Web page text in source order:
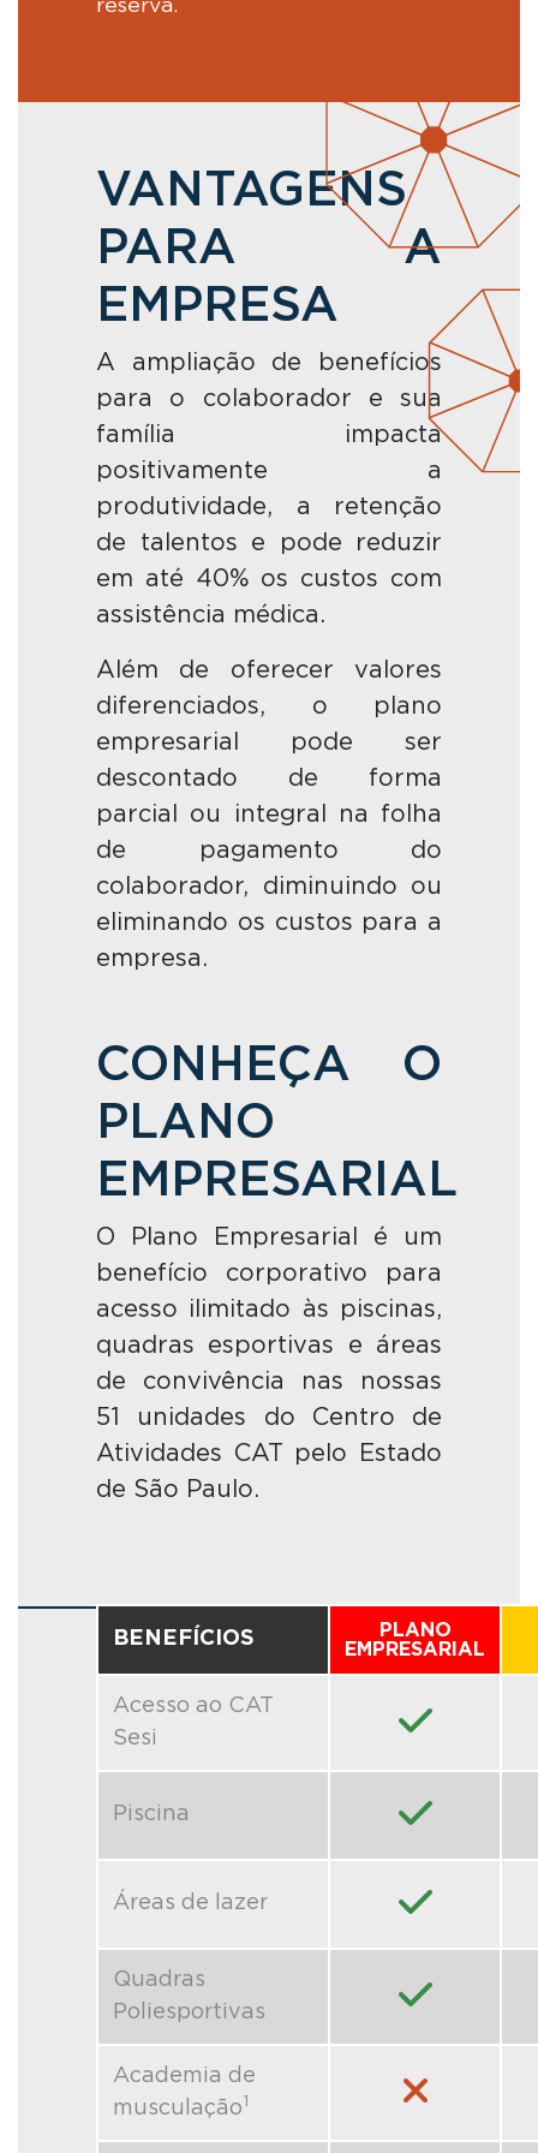
reserva.
VANTAGENS
PARA A
EMPRESA
A ampliação de benefícios
para o colaborador e sua
família impacta
positivamente a
produtividade, a retenção
de talentos e pode reduzir
em até 40% os custos com
assistência médica.
Além de oferecer valores
diferenciados, o plano
empresarial pode ser
descontado de forma
parcial ou integral na folha
de pagamento do
colaborador, diminuindo ou
eliminando os custos para a
empresa.
CONHEÇA O
PLANO
EMPRESARIAL
O Plano Empresarial é um
benefício corporativo para
acesso ilimitado às piscinas,
quadras esportivas e áreas
de convivência nas nossas
51 unidades do Centro de
Atividades CAT pelo Estado
de São Paulo.
BENEFÍCIOS
PLANO
EMPRESARIAL
Acesso ao CAT
Sesi
Piscina
Áreas de lazer
Quadras
Poliesportivas
Academia de
musculação1